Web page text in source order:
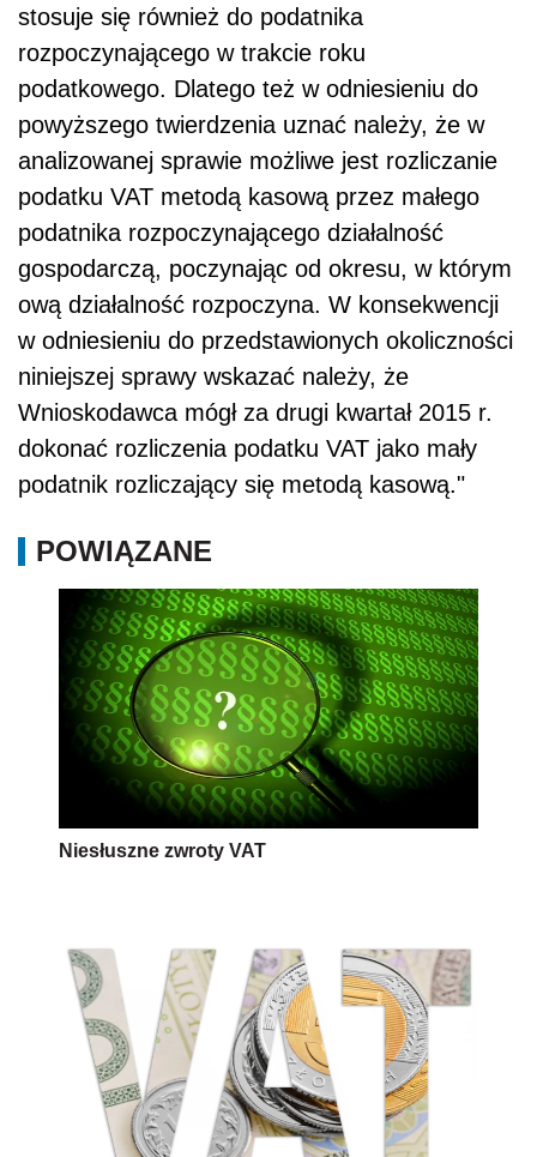
stosuje się również do podatnika
rozpoczynającego w trakcie roku
podatkowego. Dlatego też w odniesieniu do
powyższego twierdzenia uznać należy, że w
analizowanej sprawie możliwe jest rozliczanie
podatku VAT metodą kasową przez małego
podatnika rozpoczynającego działalność
gospodarczą, poczynając od okresu, w którym
ową działalność rozpoczyna. W konsekwencji
w odniesieniu do przedstawionych okoliczności
niniejszej sprawy wskazać należy, że
Wnioskodawca mógł za drugi kwartał 2015 r.
dokonać rozliczenia podatku VAT jako mały
podatnik rozliczający się metodą kasową."
POWIĄZANE
Niesłuszne zwroty VAT